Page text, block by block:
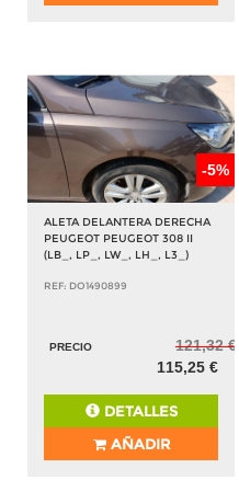
-5%
ALETA DELANTERA DERECHA
PEUGEOT PEUGEOT 308 II
(LB_, LP_, LW_, LH_, L3_)
REF: DO1490899
PRECIO
121,32 €
115,25 €
DETALLES
AÑADIR